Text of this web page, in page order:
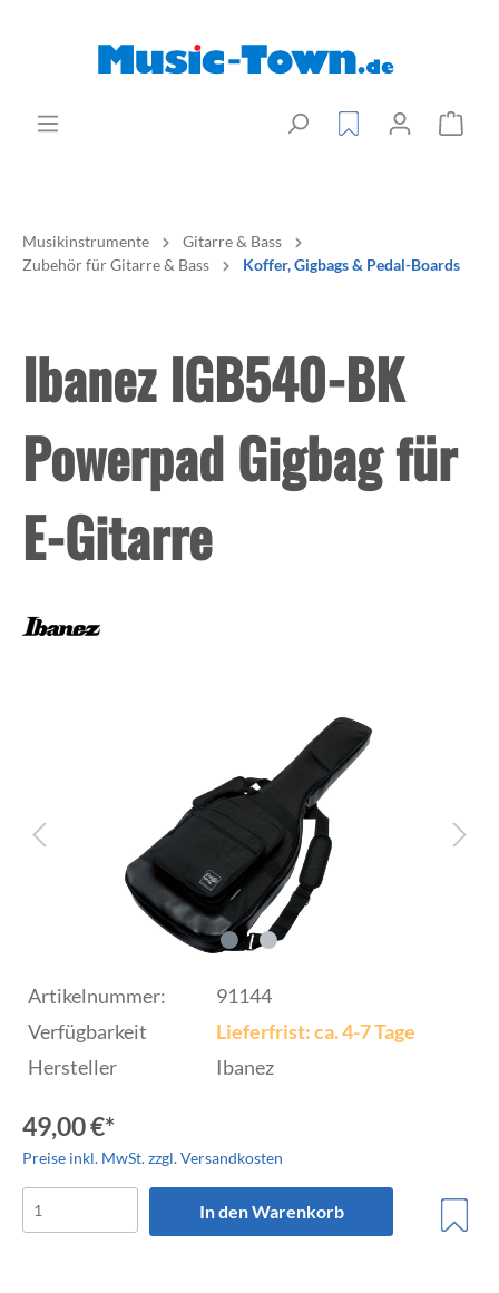
Musikinstrumente
Gitarre & Bass
Zubehör für Gitarre & Bass
Koffer, Gigbags & Pedal-Boards
Ibanez IGB540-BK
Powerpad Gigbag für
E-Gitarre
Artikelnummer:
91144
Verfügbarkeit
Lieferfrist: ca. 4-7 Tage
Hersteller
Ibanez
49,00 €*
Preise inkl. MwSt. zzgl. Versandkosten
In den Warenkorb